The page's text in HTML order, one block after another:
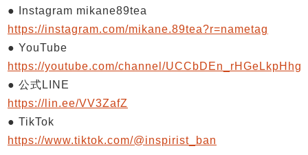
● Instagram mikane89tea
https://instagram.com/mikane.89tea?r=nametag
● YouTube
https://youtube.com/channel/
● 公式LINE
https://lin.ee/VV3ZafZ
● TikTok
https://www.tiktok.com/@inspirist_ban